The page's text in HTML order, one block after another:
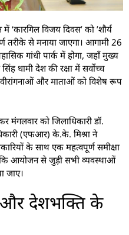
‘कारगिल विजय दिवस’ को ’शौर्य
से मनाया जाएगा। आगामी 26
गांधी पार्क में होगा, जहाँ मुख्य
धामी देश की रक्षा में सर्वाेच्च
वीरांगनाओं और माताओं को विशेष रूप
मंगलवार को जिलाधिकारी डॉ.
(एफआर) के.के. मिश्रा ने
के साथ एक महत्वपूर्ण समीक्षा
कि आयोजन से जुड़ी सभी व्यवस्थाओं
जाए।
और देशभक्ति के